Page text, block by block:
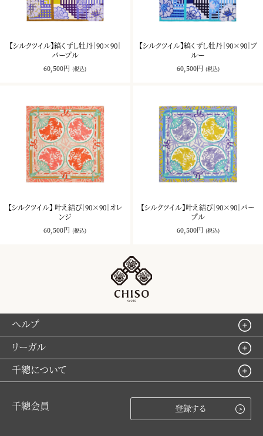
【シルクツイル】縞くずし牡丹｜90×90｜
パープル
60,500円 (税込)
【シルクツイル】縞くずし牡丹｜90×90｜ブ
ルー
60,500円 (税込)
【シルクツイル】 叶え結び｜90×90｜オレ
ンジ
60,500円 (税込)
【シルクツイル】叶え結び｜90×90｜パー
プル
60,500円 (税込)
ヘルプ
リーガル
千總について
千總会員 登録する